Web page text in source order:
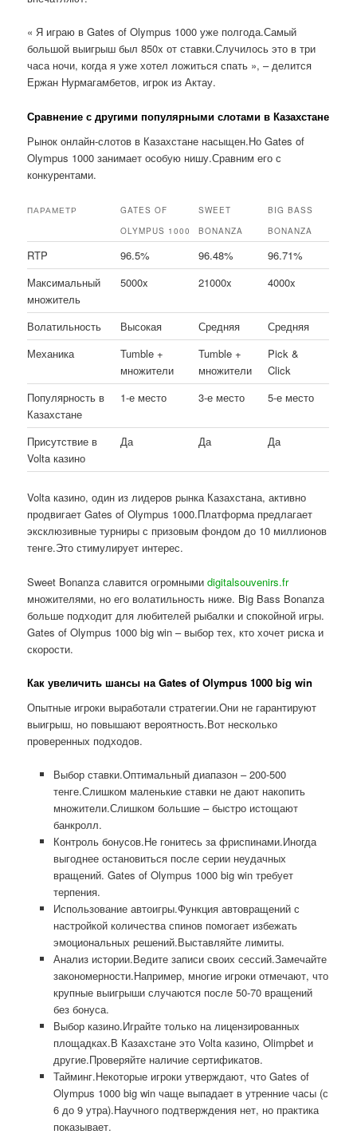
« Я играю в Gates of Olympus 1000 уже полгода.Самый
большой выигрыш был 850x от ставки.Случилось это в три
часа ночи, когда я уже хотел ложиться спать », – делится
Ержан Нурмагамбетов, игрок из Актау.
Сравнение с другими популярными слотами в Казахстане
Рынок онлайн-слотов в Казахстане насыщен.Но Gates of
Olympus 1000 занимает особую нишу.Сравним его с
конкурентами.
ПАРАМЕТР
GATES OF
OLYMPUS 1000
SWEET
BONANZA
BIG BASS
BONANZA
RTP 96.5% 96.48%
96.71%
Максимальный
множитель
5000x 21000x 4000x
Волатильность Высокая Средняя
Средняя
Механика
Tumble +
множители
Tumble +
множители
Pick &
Click
Популярность в
Казахстане
1-е место 3-е место 5-е место
Присутствие в
Volta казино
Да Да Да
Volta казино, один из лидеров рынка Казахстана, активно
продвигает Gates of Olympus 1000.Платформа предлагает
эксклюзивные турниры с призовым фондом до 10 миллионов
тенге.Это стимулирует интерес.
Sweet Bonanza славится огромнымиdigitalsouvenirs.fr
множителями, но его волатильность ниже. Big Bass Bonanza
больше подходит для любителей рыбалки и спокойной игры.
Gates of Olympus 1000 big win – выбор тех, кто хочет риска и
скорости.
Как увеличить шансы на Gates of Olympus 1000 big win
Опытные игроки выработали стратегии.Они не гарантируют
выигрыш, но повышают вероятность.Вот несколько
проверенных подходов.
Выбор ставки.Оптимальный диапазон – 200-500
тенге.Слишком маленькие ставки не дают накопить
множители.Слишком большие – быстро истощают
банкролл.
Контроль бонусов.Не гонитесь за фриспинами.Иногда
выгоднее остановиться после серии неудачных
вращений. Gates of Olympus 1000 big win требует
терпения.
Использование автоигры.Функция автовращений с
настройкой количества спинов помогает избежать
эмоциональных решений.Выставляйте лимиты.
Анализ истории.Ведите записи своих сессий.Замечайте
закономерности.Например, многие игроки отмечают, что
крупные выигрыши случаются после 50-70 вращений
без бонуса.
Выбор казино.Играйте только на лицензированных
площадках.В Казахстане это Volta казино, Olimpbet и
другие.Проверяйте наличие сертификатов.
Тайминг.Некоторые игроки утверждают, что Gates of
Olympus 1000 big win чаще выпадает в утренние часы (с
6 до 9 утра).Научного подтверждения нет, но практика
показывает.